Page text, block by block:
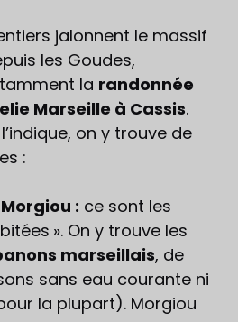
jalonnent le massif
les Goudes,
la randonnée
Marseille à Cassis.
on y trouve de
:
: ce sont les
». On y trouve les
marseillais, de
sans eau courante ni
la plupart). Morgiou